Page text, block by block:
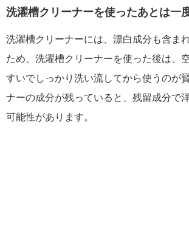
洗濯槽クリーナーを使ったあとは一
洗濯槽クリーナーには、漂白成分も含ま
ため、洗濯槽クリーナーを使った後は、
すいでしっかり洗い流してから使うのが
ナーの成分が残っていると、残留成分で
可能性があります。